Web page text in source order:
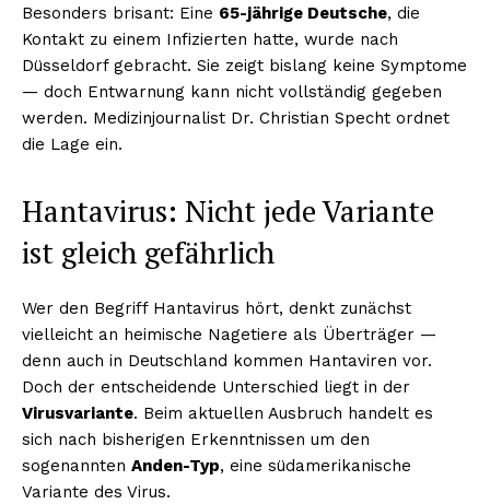
Besonders brisant: Eine 65-jährige Deutsche, die
Kontakt zu einem Infizierten hatte, wurde nach
Düsseldorf gebracht. Sie zeigt bislang keine Symptome
— doch Entwarnung kann nicht vollständig gegeben
werden. Medizinjournalist Dr. Christian Specht ordnet
die Lage ein.
Hantavirus: Nicht jede Variante
ist gleich gefährlich
Wer den Begriff Hantavirus hört, denkt zunächst
vielleicht an heimische Nagetiere als Überträger —
denn auch in Deutschland kommen Hantaviren vor.
Doch der entscheidende Unterschied liegt in der
Virusvariante. Beim aktuellen Ausbruch handelt es
sich nach bisherigen Erkenntnissen um den
sogenannten Anden-Typ, eine südamerikanische
Variante des Virus.